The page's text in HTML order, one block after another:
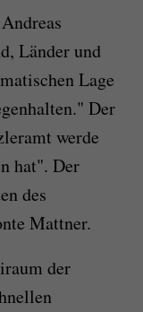
Länder und
Lage
Der
werde
hat". Der
des
Mattner.
der